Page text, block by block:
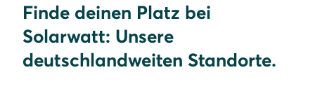
Finde deinen Platz bei
Solarwatt: Unsere
deutschlandweiten Standorte.